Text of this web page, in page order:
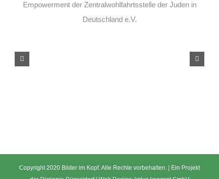
Empowerment der Zentralwohlfahrtsstelle der Juden in
Deutschland e.V.
Copyright 2020 Bilder im Kopf. Alle Rechte vorbehalten. | Ein Projekt